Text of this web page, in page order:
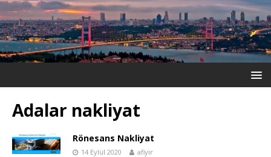
Adalar nakliyat
Rönesans Nakliyat
14 Eylül 2020 afiyir